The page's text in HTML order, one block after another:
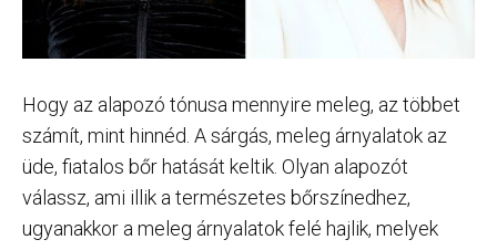
Hogy az alapozó tónusa mennyire meleg, az többet
számít, mint hinnéd. A sárgás, meleg árnyalatok az
üde, fiatalos bőr hatását keltik. Olyan alapozót
válassz, ami illik a természetes bőrszínedhez,
ugyanakkor a meleg árnyalatok felé hajlik, melyek